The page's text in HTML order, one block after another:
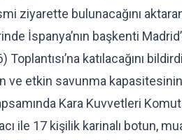
ziyarette bulunacağını
İspanya’nın başkenti
Toplantısı’na katılacağını
ve etkin savunma
Kara Kuvvetleri
ile 17 kişilik karinalı botun,